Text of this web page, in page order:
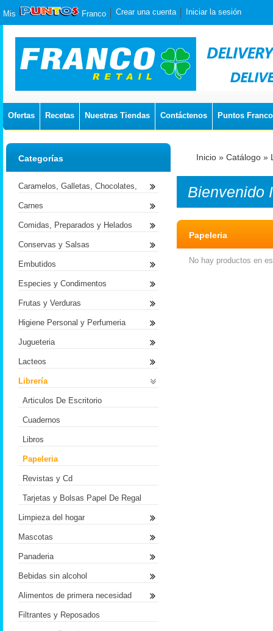
Mis Franco Crear una cuenta Iniciar la sesión
Ofertas Recetas Nuestras Tiendas Contáctenos Puntos Franco
Inicio » Catálogo »
Bienvenido
Papeleria
No hay productos en
Categorías
Caramelos, Galletas, Chocolates,
Carnes
Comidas, Preparados y Helados
Conservas y Salsas
Embutidos
Especies y Condimentos
Frutas y Verduras
Higiene Personal y Perfumeria
Jugueteria
Lacteos
Librería
Articulos De Escritorio
Cuadernos
Libros
Papeleria
Revistas y Cd
Tarjetas y Bolsas Papel De Regal
Limpieza del hogar
Mascotas
Panaderia
Bebidas sin alcohol
Alimentos de primera necesidad
Filtrantes y Reposados